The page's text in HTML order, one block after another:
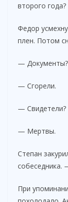
второго года?
Федор
плен. Потом
— Документы?
— Сгорели.
— Свидетели?
— Мертвы.
Степан
собеседника.
При